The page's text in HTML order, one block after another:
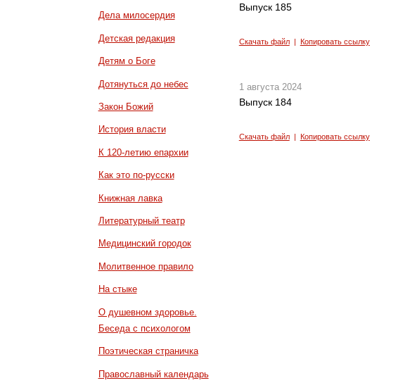
Дела милосердия
Детская редакция
Детям о Боге
Дотянуться до небес
Закон Божий
История власти
К 120-летию епархии
Как это по-русски
Книжная лавка
Литературный театр
Медицинский городок
Молитвенное правило
На стыке
О душевном здоровье.
Беседа с психологом
Поэтическая страничка
Православный календарь
Выпуск 185
Скачать файл| Копировать ссылку
1 августа 2024
Выпуск 184
Скачать файл| Копировать ссылку